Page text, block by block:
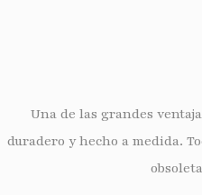
Una de las grandes
duradero y hecho a medida.